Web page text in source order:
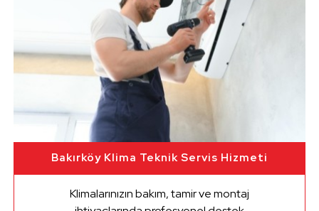
Bakırköy Klima Teknik Servis Hizmeti
Klimalarınızın bakım, tamir ve montaj